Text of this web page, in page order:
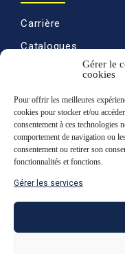
Gérer le
cookies
Pour offrir les meilleures
cookies pour stocker et/ou
consentement à ces technologies
comportement de navigation ou
consentement ou retirer son
fonctionnalités et fonctions.
Gérer les services
Carrière
Catalogues
Politique de ventes
confidentialité
Retours
© 2020